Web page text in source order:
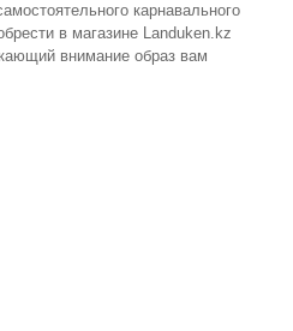
карнавального
в магазине Landuken.kz
внимание образ вам